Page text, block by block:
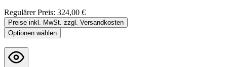
Regulärer Preis: 324,00 €
Preise inkl. MwSt. zzgl. Versandkosten
Optionen wählen